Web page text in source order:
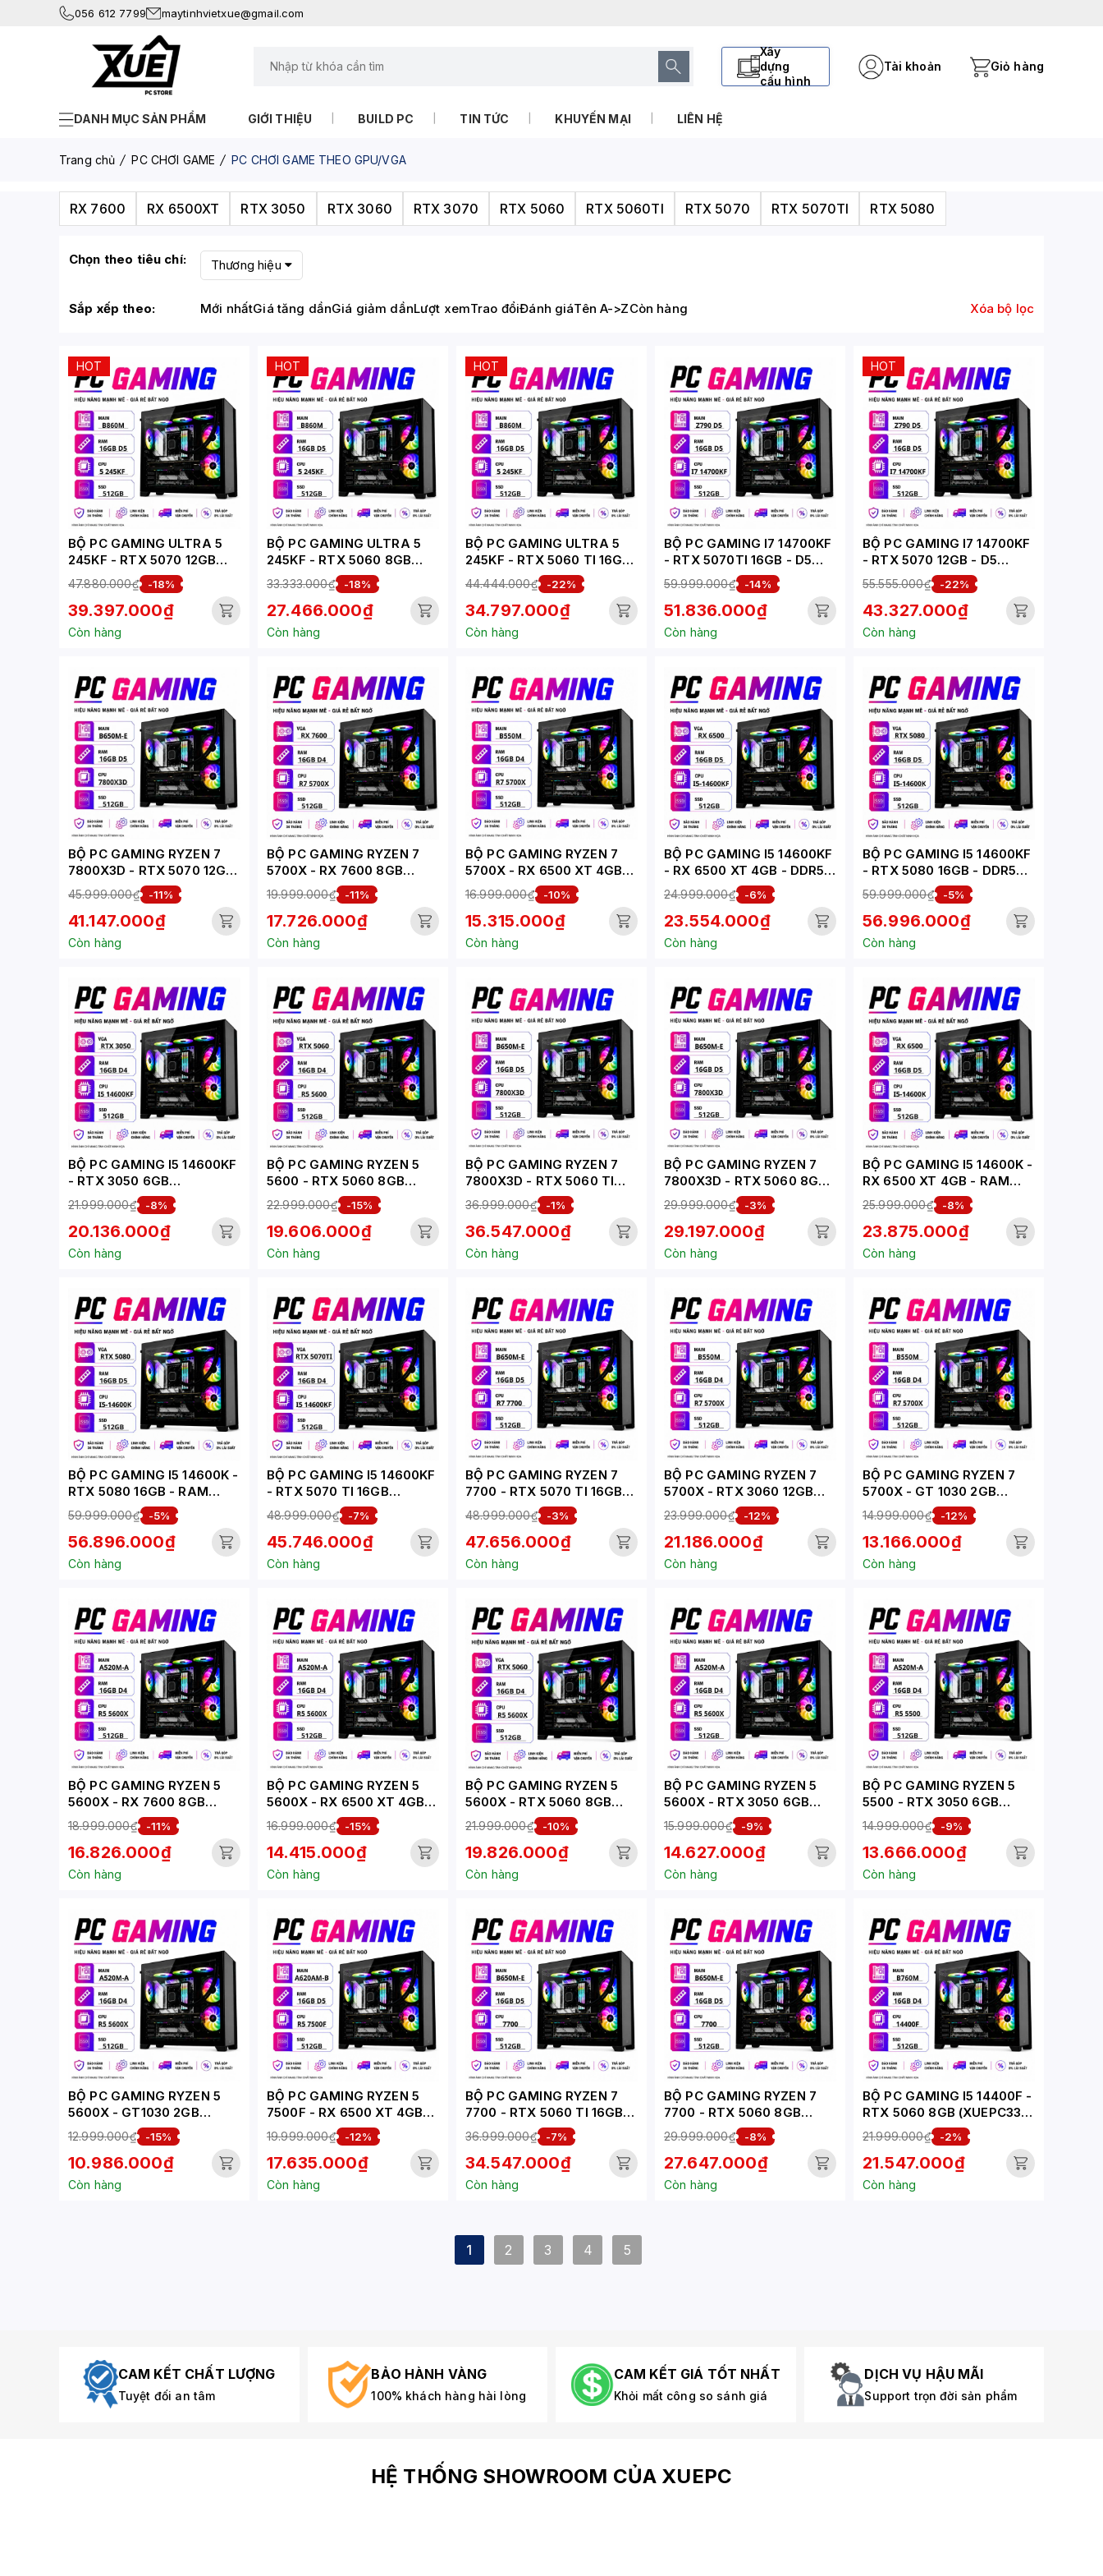
056 612 7799 maytinhvietxue@gmail.com
Xây
dựng
cấu hình
Tài khoản Giỏ hàng
DANH MỤC SẢN PHẨM GIỚI THIỆU BUILD PC TIN TỨC KHUYẾN MẠI LIÊN HỆ
Trang chủ PC CHƠI GAME PC CHƠI GAME THEO GPU/VGA
RX 7600 RX 6500XT RTX 3050 RTX 3060 RTX 3070 RTX 5060 RTX 5060TI RTX 5070 RTX 5070TI RTX 5080
Chọn theo tiêu chí: Thương hiệu
Sắp xếp theo: Mới nhấtGiá tăng dầnGiá giảm dầnLượt xemTrao đổiĐánh giáTên A->ZCòn hàng Xóa bộ lọc
HOT
BỘ PC GAMING ULTRA 5
245KF - RTX 5070 12GB
(XUEPC183-G)
47.880.000₫ -18%
39.397.000₫
Còn hàng
HOT
BỘ PC GAMING ULTRA 5
245KF - RTX 5060 8GB
(XUEPC181-G)
33.333.000₫ -18%
27.466.000₫
Còn hàng
HOT
BỘ PC GAMING ULTRA 5
245KF - RTX 5060 TI 16GB
(XUEPC182-G)
44.444.000₫ -22%
34.797.000₫
Còn hàng
BỘ PC GAMING I7 14700KF
- RTX 5070TI 16GB - D5
(XUEPC158-G)
59.999.000₫ -14%
51.836.000₫
Còn hàng
HOT
BỘ PC GAMING I7 14700KF
- RTX 5070 12GB - D5
(XUEPC157-G)
55.555.000₫ -22%
43.327.000₫
Còn hàng
BỘ PC GAMING RYZEN 7
7800X3D - RTX 5070 12GB
(XUEPC249-G)
45.999.000₫ -11%
41.147.000₫
Còn hàng
BỘ PC GAMING RYZEN 7
5700X - RX 7600 8GB
(XUEPC283-G)
19.999.000₫ -11%
17.726.000₫
Còn hàng
BỘ PC GAMING RYZEN 7
5700X - RX 6500 XT 4GB
(XUEPC282-G)
16.999.000₫ -10%
15.315.000₫
Còn hàng
BỘ PC GAMING I5 14600KF
- RX 6500 XT 4GB - DDR5
(XUEPC056-G)
24.999.000₫ -6%
23.554.000₫
Còn hàng
BỘ PC GAMING I5 14600KF
- RTX 5080 16GB - DDR5
(XUEPC055-G)
59.999.000₫ -5%
56.996.000₫
Còn hàng
BỘ PC GAMING I5 14600KF
- RTX 3050 6GB
(XUEPC034-G)
21.999.000₫ -8%
20.136.000₫
Còn hàng
BỘ PC GAMING RYZEN 5
5600 - RTX 5060 8GB
(XUEPC201-G)
22.999.000₫ -15%
19.606.000₫
Còn hàng
BỘ PC GAMING RYZEN 7
7800X3D - RTX 5060 TI
16GB (XUEPC248-G)
36.999.000₫ -1%
36.547.000₫
Còn hàng
BỘ PC GAMING RYZEN 7
7800X3D - RTX 5060 8GB
(XUEPC247-G)
29.999.000₫ -3%
29.197.000₫
Còn hàng
BỘ PC GAMING I5 14600K -
RX 6500 XT 4GB - RAM
DDR5 (XUEPC317-G)
25.999.000₫ -8%
23.875.000₫
Còn hàng
BỘ PC GAMING I5 14600K -
RTX 5080 16GB - RAM
DDR5 (XUEPC033-G)
59.999.000₫ -5%
56.896.000₫
Còn hàng
BỘ PC GAMING I5 14600KF
- RTX 5070 TI 16GB
(XUEPC041-G)
48.999.000₫ -7%
45.746.000₫
Còn hàng
BỘ PC GAMING RYZEN 7
7700 - RTX 5070 TI 16GB
(XUEPC238-G)
48.999.000₫ -3%
47.656.000₫
Còn hàng
BỘ PC GAMING RYZEN 7
5700X - RTX 3060 12GB
(XUEPC210-G)
23.999.000₫ -12%
21.186.000₫
Còn hàng
BỘ PC GAMING RYZEN 7
5700X - GT 1030 2GB
(XUEPC208-G)
14.999.000₫ -12%
13.166.000₫
Còn hàng
BỘ PC GAMING RYZEN 5
5600X - RX 7600 8GB
(XUEPC281-G)
18.999.000₫ -11%
16.826.000₫
Còn hàng
BỘ PC GAMING RYZEN 5
5600X - RX 6500 XT 4GB
(XUEPC279-G)
16.999.000₫ -15%
14.415.000₫
Còn hàng
BỘ PC GAMING RYZEN 5
5600X - RTX 5060 8GB
(XUEPC207-G)
21.999.000₫ -10%
19.826.000₫
Còn hàng
BỘ PC GAMING RYZEN 5
5600X - RTX 3050 6GB
(XUEPC203-G)
15.999.000₫ -9%
14.627.000₫
Còn hàng
BỘ PC GAMING RYZEN 5
5500 - RTX 3050 6GB
(XUEPC191-G)
14.999.000₫ -9%
13.666.000₫
Còn hàng
BỘ PC GAMING RYZEN 5
5600X - GT1030 2GB
(XUEPC202-G)
12.999.000₫ -15%
10.986.000₫
Còn hàng
BỘ PC GAMING RYZEN 5
7500F - RX 6500 XT 4GB
(XUEPC227-G)
19.999.000₫ -12%
17.635.000₫
Còn hàng
BỘ PC GAMING RYZEN 7
7700 - RTX 5060 TI 16GB
(XUEPC236-G)
36.999.000₫ -7%
34.547.000₫
Còn hàng
BỘ PC GAMING RYZEN 7
7700 - RTX 5060 8GB
(XUEPC235-G)
29.999.000₫ -8%
27.647.000₫
Còn hàng
BỘ PC GAMING I5 14400F -
RTX 5060 8GB (XUEPC331-
G)
21.999.000₫ -2%
21.547.000₫
Còn hàng
1 2 3 4 5
CAM KẾT CHẤT LƯỢNG
Tuyệt đối an tâm
BẢO HÀNH VÀNG
100% khách hàng hài lòng
CAM KẾT GIÁ TỐT NHẤT
Khỏi mất công so sánh giá
DỊCH VỤ HẬU MÃI
Support trọn đời sản phẩm
HỆ THỐNG SHOWROOM CỦA XUEPC